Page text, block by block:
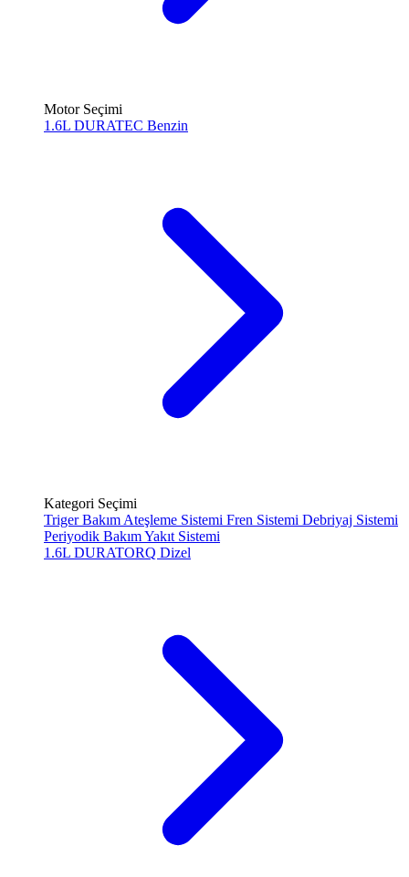
Motor Seçimi
1.6L DURATEC Benzin
Kategori Seçimi
Triger Bakım Ateşleme Sistemi Fren Sistemi Debriyaj Sistemi
Periyodik BakımYakıt Sistemi
1.6L DURATORQ Dizel